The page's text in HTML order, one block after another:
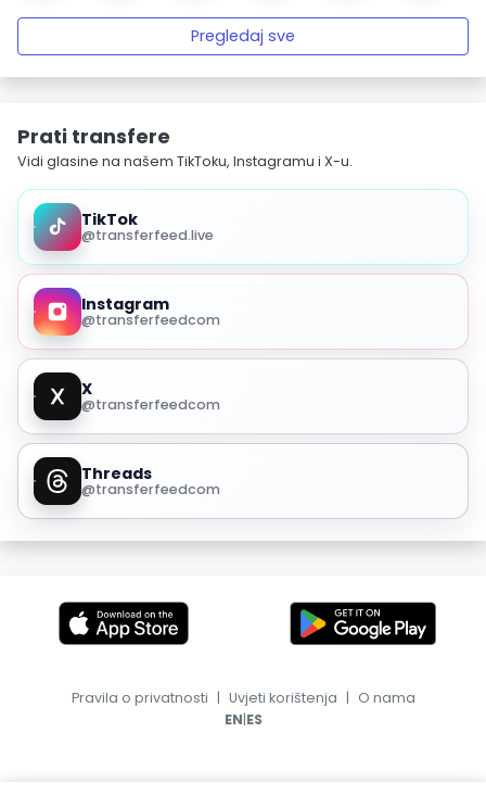
Pregledaj sve
Prati transfere
Vidi glasine na našem TikToku, Instagramu i X-u.
TikTok
@transferfeed.live
Instagram
@transferfeedcom
X
@transferfeedcom
Threads
@transferfeedcom
Pravila o privatnosti | Uvjeti korištenja | O nama
EN|ES